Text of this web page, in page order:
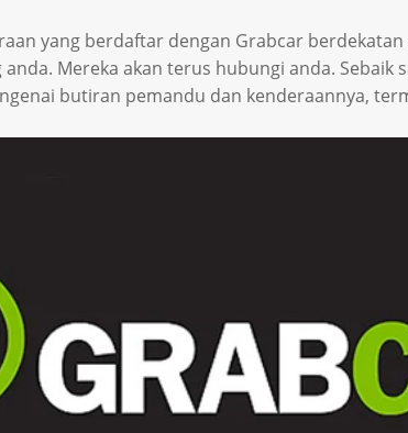
yang berdaftar dengan Grabcar
Mereka akan terus hubungi anda. Sebaik
butiran pemandu dan kenderaannya,